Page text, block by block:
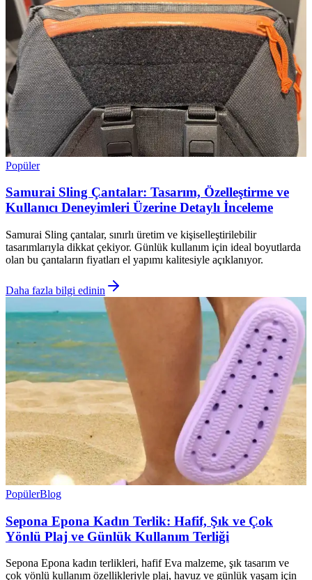
Popüler
Samurai Sling Çantalar: Tasarım, Özelleştirme ve
Kullanıcı Deneyimleri Üzerine Detaylı İnceleme
Samurai Sling çantalar, sınırlı üretim ve kişiselleştirilebilir
tasarımlarıyla dikkat çekiyor. Günlük kullanım için ideal boyutlarda
olan bu çantaların fiyatları el yapımı kalitesiyle açıklanıyor.
Daha fazla bilgi edinin
PopülerBlog
Sepona Epona Kadın Terlik: Hafif, Şık ve Çok
Yönlü Plaj ve Günlük Kullanım Terliği
Sepona Epona kadın terlikleri, hafif Eva malzeme, şık tasarım ve
çok yönlü kullanım özellikleriyle plaj, havuz ve günlük yaşam için